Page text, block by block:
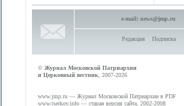
e-mail: news@jmp.ru
Редакция Подписка
© Журнал Московской Патриархии
и Церковный вестник , 2007-2026
www.jmp.ru — Журнал Московской Патриархии в PDF
www.tserkov.info — старая версия сайта, 2002-2008